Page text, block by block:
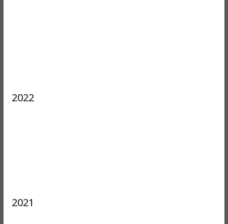
2022
2021